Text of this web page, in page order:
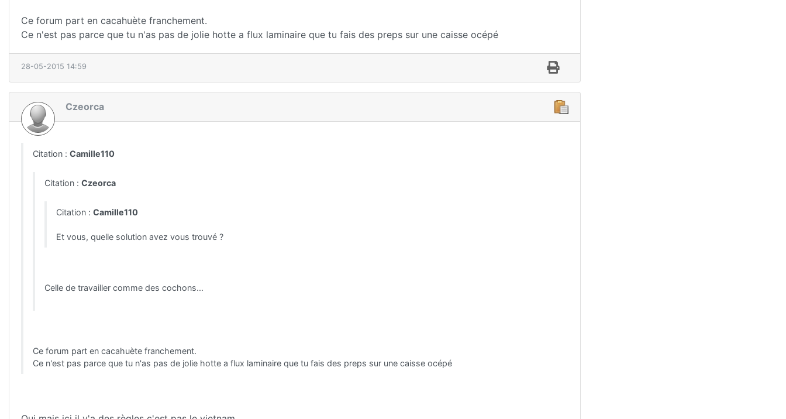
Ce forum part en cacahuète franchement.
Ce n'est pas parce que tu n'as pas de jolie hotte a flux laminaire que tu fais des preps sur une caisse océpé
28-05-2015 14:59
Czeorca
Citation : Camille110
Citation : Czeorca
Citation : Camille110
Et vous, quelle solution avez vous trouvé ?
Celle de travailler comme des cochons...
Ce forum part en cacahuète franchement.
Ce n'est pas parce que tu n'as pas de jolie hotte a flux laminaire que tu fais des preps sur une caisse océpé